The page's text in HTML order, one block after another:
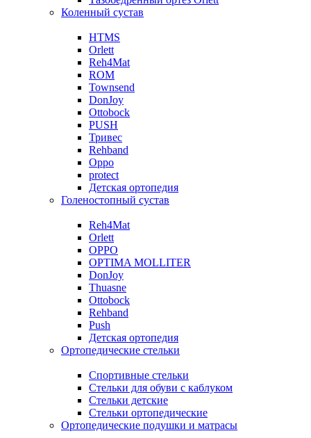
Коленный сустав
HTMS
Orlett
Reh4Mat
ROM
Townsend
DonJoy
Ottobock
PUSH
Тривес
Rehband
Oppo
protect
Детская ортопедия
Голеностопный сустав
Reh4Mat
Orlett
OPPO
OPTIMA MOLLITER
DonJoy
Thuasne
Ottobock
Rehband
Push
Детская ортопедия
Ортопедические стельки
Спортивные стельки
Стельки для обуви с каблуком
Стельки детские
Стельки ортопедические
Ортопедические подушки и матрасы